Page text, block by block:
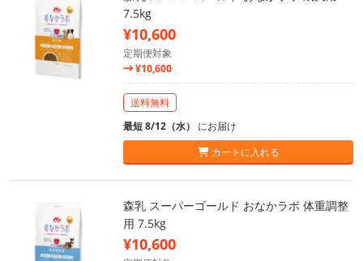
7.5kg
¥10,600
定期便対象
¥10,600
送料無料
最短 8/12（水） にお届け
カートに入れる
森乳 スーパーゴールド おなかラボ 体重調整
用 7.5kg
¥10,600